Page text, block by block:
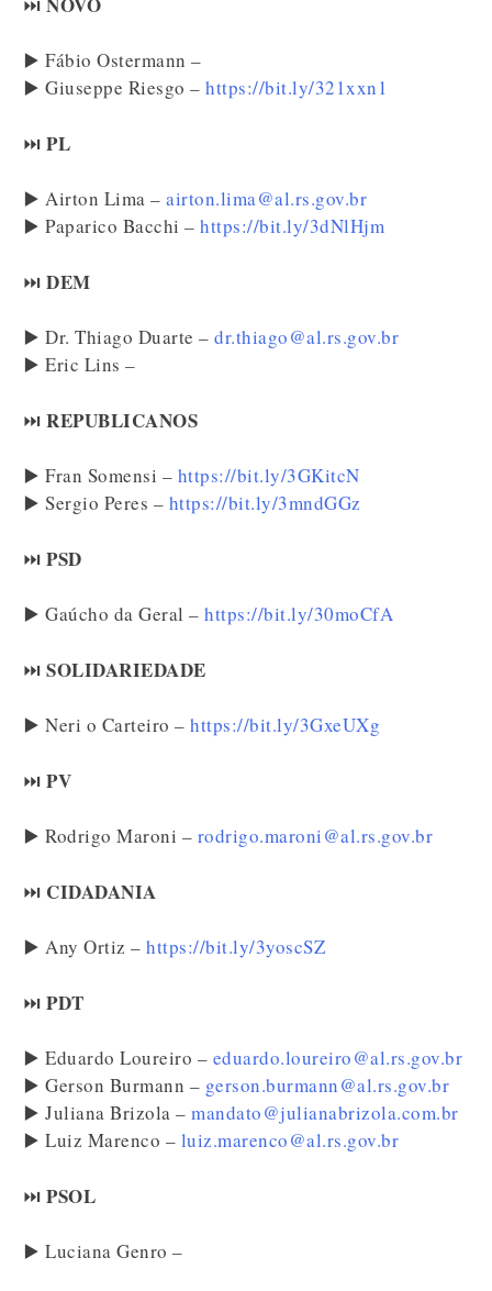
▶️ Fábio Ostermann –
▶️ Giuseppe Riesgo –https://bit.ly/321xxn1
⏭️PL
▶️ Airton Lima –airton.lima@al.rs.gov.br
▶️ Paparico Bacchi –https://bit.ly/3dNlHjm
⏭️DEM
▶️ Dr. Thiago Duarte –dr.thiago@al.rs.gov.br
▶️ Eric Lins –
⏭️REPUBLICANOS
▶️ Fran Somensi – https://bit.ly/3GKitcN
▶️ Sergio Peres – https://bit.ly/3mndGGz
⏭️PSD
▶️ Gaúcho da Geral –https://bit.ly/30moCfA
⏭️SOLIDARIEDADE
▶️ Neri o Carteiro –https://bit.ly/3GxeUXg
⏭️PV
▶️ Rodrigo Maroni – rodrigo.maroni@al.rs.gov.br
⏭️ CIDADANIA
▶️ Any Ortiz –https://bit.ly/3yoscSZ
⏭️PDT
▶️ Eduardo Loureiro – eduardo.loureiro@al.rs.gov.br
▶️ Gerson Burmann – gerson.burmann@al.rs.gov.br
▶️ Juliana Brizola –mandato@julianabrizola.com.br
▶️ Luiz Marenco – luiz.marenco@al.rs.gov.br
⏭️PSOL
▶️ Luciana Genro –